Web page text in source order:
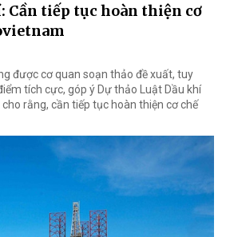
Cần tiếp tục hoàn thiện cơ
được cơ quan soạn thảo đề xuất, tuy
tích cực, góp ý Dự thảo Luật Dầu khí
rằng, cần tiếp tục hoàn thiện cơ chế